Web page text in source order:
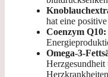
hat eine
Coenzym Q10:
Omega-3-
Herzgesundheit